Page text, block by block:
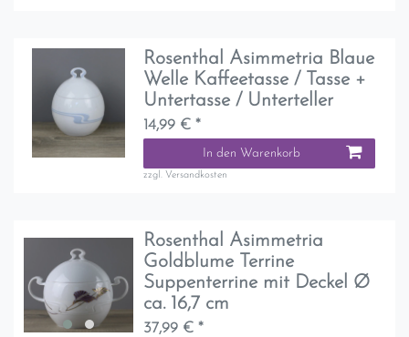
Rosenthal Asimmetria Blaue
Welle Kaffeetasse / Tasse +
Untertasse / Unterteller
14,99 € *
In den Warenkorb
zzgl. Versandkosten
Rosenthal Asimmetria
Goldblume Terrine
Suppenterrine mit Deckel Ø
ca. 16,7 cm
37,99 € *